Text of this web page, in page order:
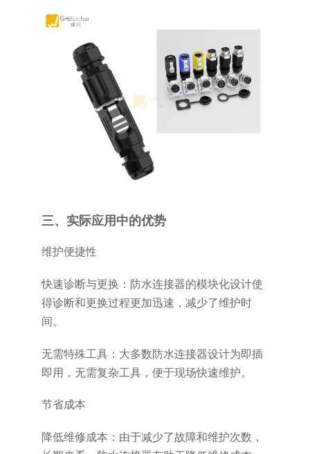
三、实际应用中的优势
维护便捷性
快速诊断与更换：防水连接器的模块化设计使
得诊断和更换过程更加迅速，减少了维护时
间。
无需特殊工具：大多数防水连接器设计为即插
即用，无需复杂工具，便于现场快速维护。
节省成本
降低维修成本：由于减少了故障和维护次数，